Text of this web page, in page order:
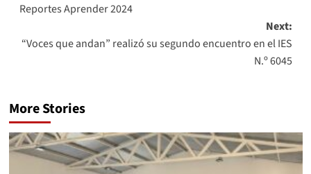
Reportes Aprender 2024
Next:
“Voces que andan” realizó su segundo encuentro en el IES
N.º 6045
More Stories